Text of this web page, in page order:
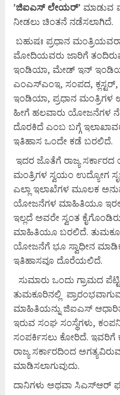
’ಜಿಐಎಸ್ ಲೇಯರ್’ ಮಾಡುವ
ನೀಡಲು ಚಿಂತನೆ ನಡೆಸಲಾಗಿದೆ.
ಬಹುಷಃ ಪ್ರಧಾನ
ಮೋದಿಯವರು ಜಾರಿಗೆ
ಇಂಡಿಯಾ, ಮೇಡ್ ಇನ್
ಎಂಎಸ್‌ಎಂಇ, ಸಂಪದ,
ಇಂಡಿಯಾ, ಪ್ರಧಾನ
ಹೀಗೆ ಹಲವಾರು ಯೋಜನೆಗಳ
ದೊರಕಿದೆ ಎಂಬ ಬಗ್ಗೆ
ಇತಿಹಾಸ ಒಂದೇ ಕಡೆ ಬರಲಿದೆ.
ಇದರ ಜೊತೆಗೆ ರಾಜ್ಯ
ಮಂತ್ರಿಗಳ ಸ್ವಯಂ ಉದ್ಯೋಗ
ಎಲ್ಲಾ ಇಲಾಖೆಗಳ ಮೂಲಕ
ಯೋಜನೆಗಳ ಮಾಹಿತಿಯೂ
ಇಲ್ಲದೆ ಅವರೇ ಸ್ವಂತ
ಮಾಹಿತಿಯೂ ಬರಲಿದೆ.
ಯೋಜನೆಗೆ ಭೂ ಸ್ವಾಧೀನ
ಇತಿಹಾಸವೂ ದೊರೆಯಲಿದೆ.
ಸುಮಾರು ಒಂದು ಗ್ರಾಮದ
ತುಮಕೂರಿನಲ್ಲಿ
ಮಾಹಿತಿಯನ್ನು ಜಿಐಎಸ್
ಇರುವ ಸಂಘ ಸಂಸ್ಥೆಗಳು,
ಸಂಪರ್ಕಿಸಲು ಕೋರಿದೆ. ಇವರಿಗೆ
ರಾಜ್ಯ ಸರ್ಕಾರದಿಂದ
ಮಾಡಿಸಲಾಗುವುದು.
ದಾನಿಗಳು ಅಥವಾ ಸಿಎಸ್‌ಆರ್